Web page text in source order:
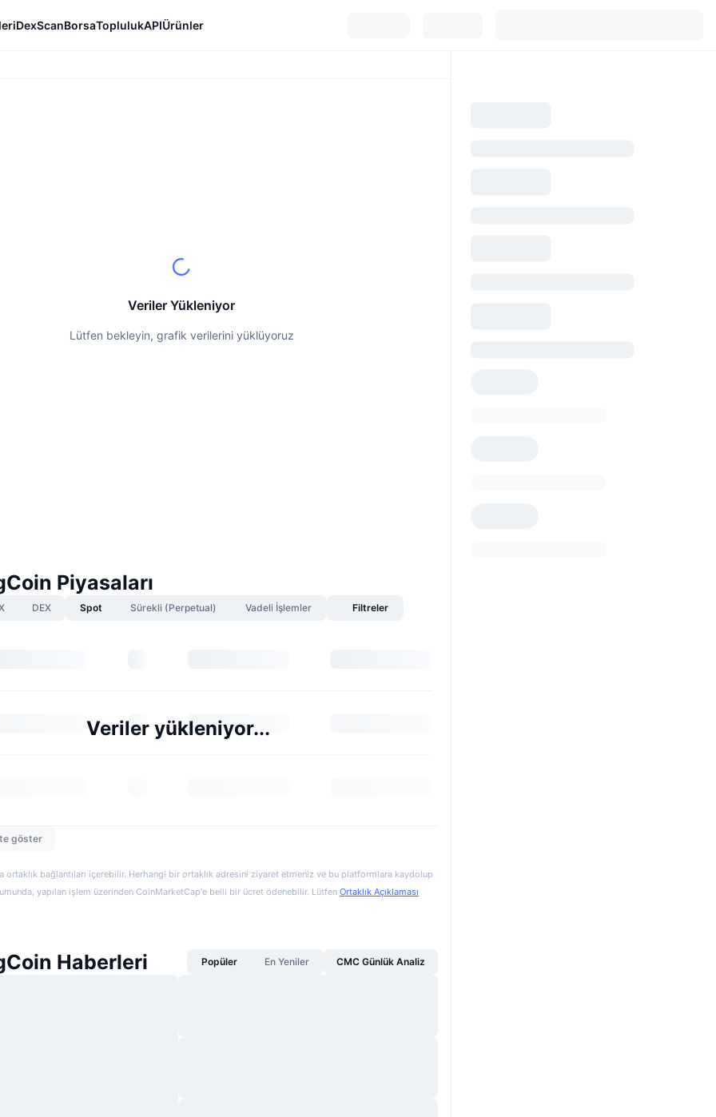
DexScanBorsaToplulukAPIÜrünler
Veriler Yükleniyor
Lütfen bekleyin, grafik verilerini yüklüyoruz
Piyasaları
DEX Spot Sürekli (Perpetual) Vadeli İşlemler Filtreler
Veriler yükleniyor...
göster
ortaklık bağlantıları içerebilir. Herhangi bir ortaklık adresini ziyaret etmeniz ve bu platformlara kaydolup
yapılan işlem üzerinden CoinMarketCap'e belli bir ücret ödenebilir. Lütfen Ortaklık Açıklaması
Haberleri Popüler En Yeniler CMC Günlük Analiz